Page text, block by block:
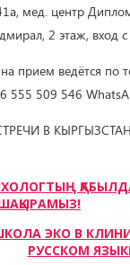
мед. центр
2 этаж, вход
прием ведётся по
555 509 546
В
ЭКО В
РУССКОМ